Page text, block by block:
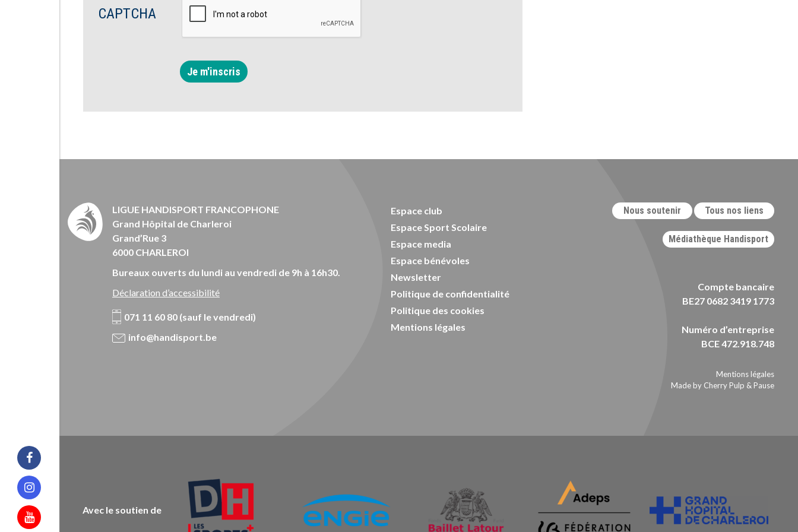
Facebook
Instagram
CAPTCHA
Je m'inscris
LIGUE HANDISPORT FRANCOPHONE
Grand Hôpital de Charleroi
Grand’Rue 3
6000 CHARLEROI
Bureaux ouverts du lundi au vendredi de 9h à 16h30.
Déclaration d’accessibilité
071 11 60 80 (sauf le vendredi)
info@handisport.be
Espace club
Espace Sport Scolaire
Espace media
Espace bénévoles
Newsletter
Politique de confidentialité
Politique des cookies
Mentions légales
Nous soutenir Tous nos liens
Médiathèque Handisport
Compte bancaire
BE27 0682 3419 1773
Numéro d’entreprise
BCE 472.918.748
Mentions légales
Made by Cherry Pulp & Pause
Avec le soutien de